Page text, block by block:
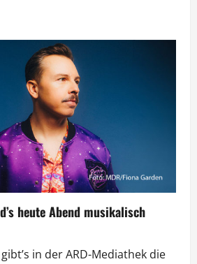
heute Abend musikalisch
in der ARD-Mediathek die